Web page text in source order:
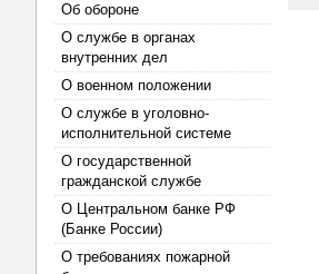
Об обороне
О службе в органах
внутренних дел
О военном положении
О службе в уголовно-
исполнительной системе
О государственной
гражданской службе
О Центральном банке РФ
(Банке России)
О требованиях пожарной